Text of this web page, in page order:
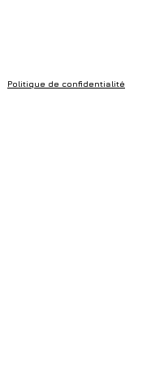
Politique de confidentialité